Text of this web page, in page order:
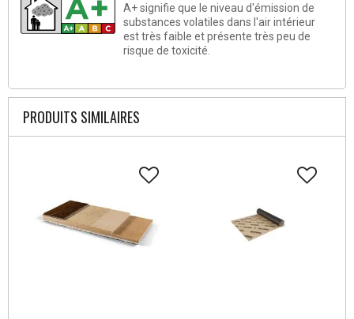
A+ signifie que le niveau d'émission de
substances volatiles dans l'air intérieur
est très faible et présente très peu de
risque de toxicité.
PRODUITS SIMILAIRES